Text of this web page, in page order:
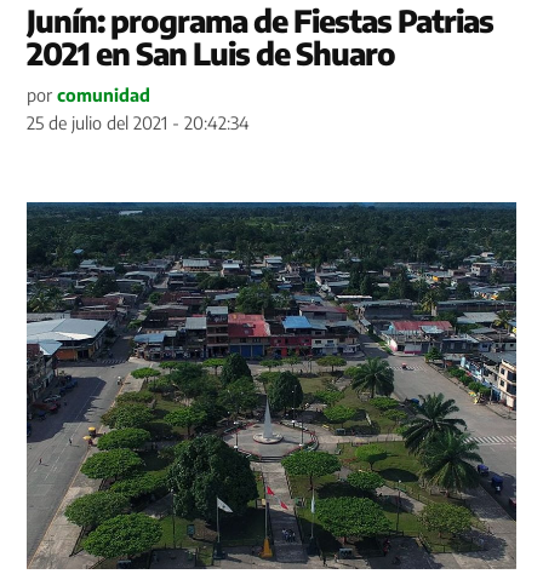
Junín: programa de Fiestas Patrias
2021 en San Luis de Shuaro
por comunidad
25 de julio del 2021 - 20:42:34